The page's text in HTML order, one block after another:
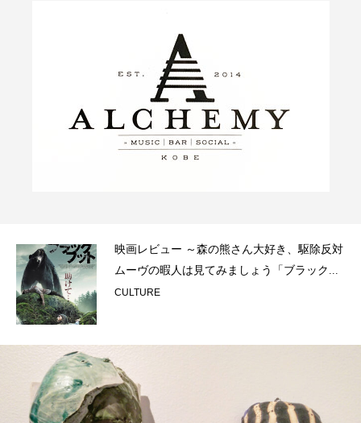
映画レビュー ～森の熊さん大好き、駆除反対
ムーヴの暇人は見てみましょう「ブラック...
CULTURE